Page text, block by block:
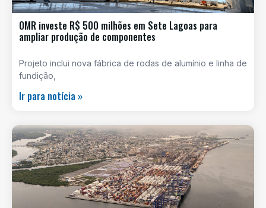
OMR investe R$ 500 milhões em Sete Lagoas para
ampliar produção de componentes
Projeto inclui nova fábrica de rodas de alumínio e linha de
fundição,
Ir para notícia »